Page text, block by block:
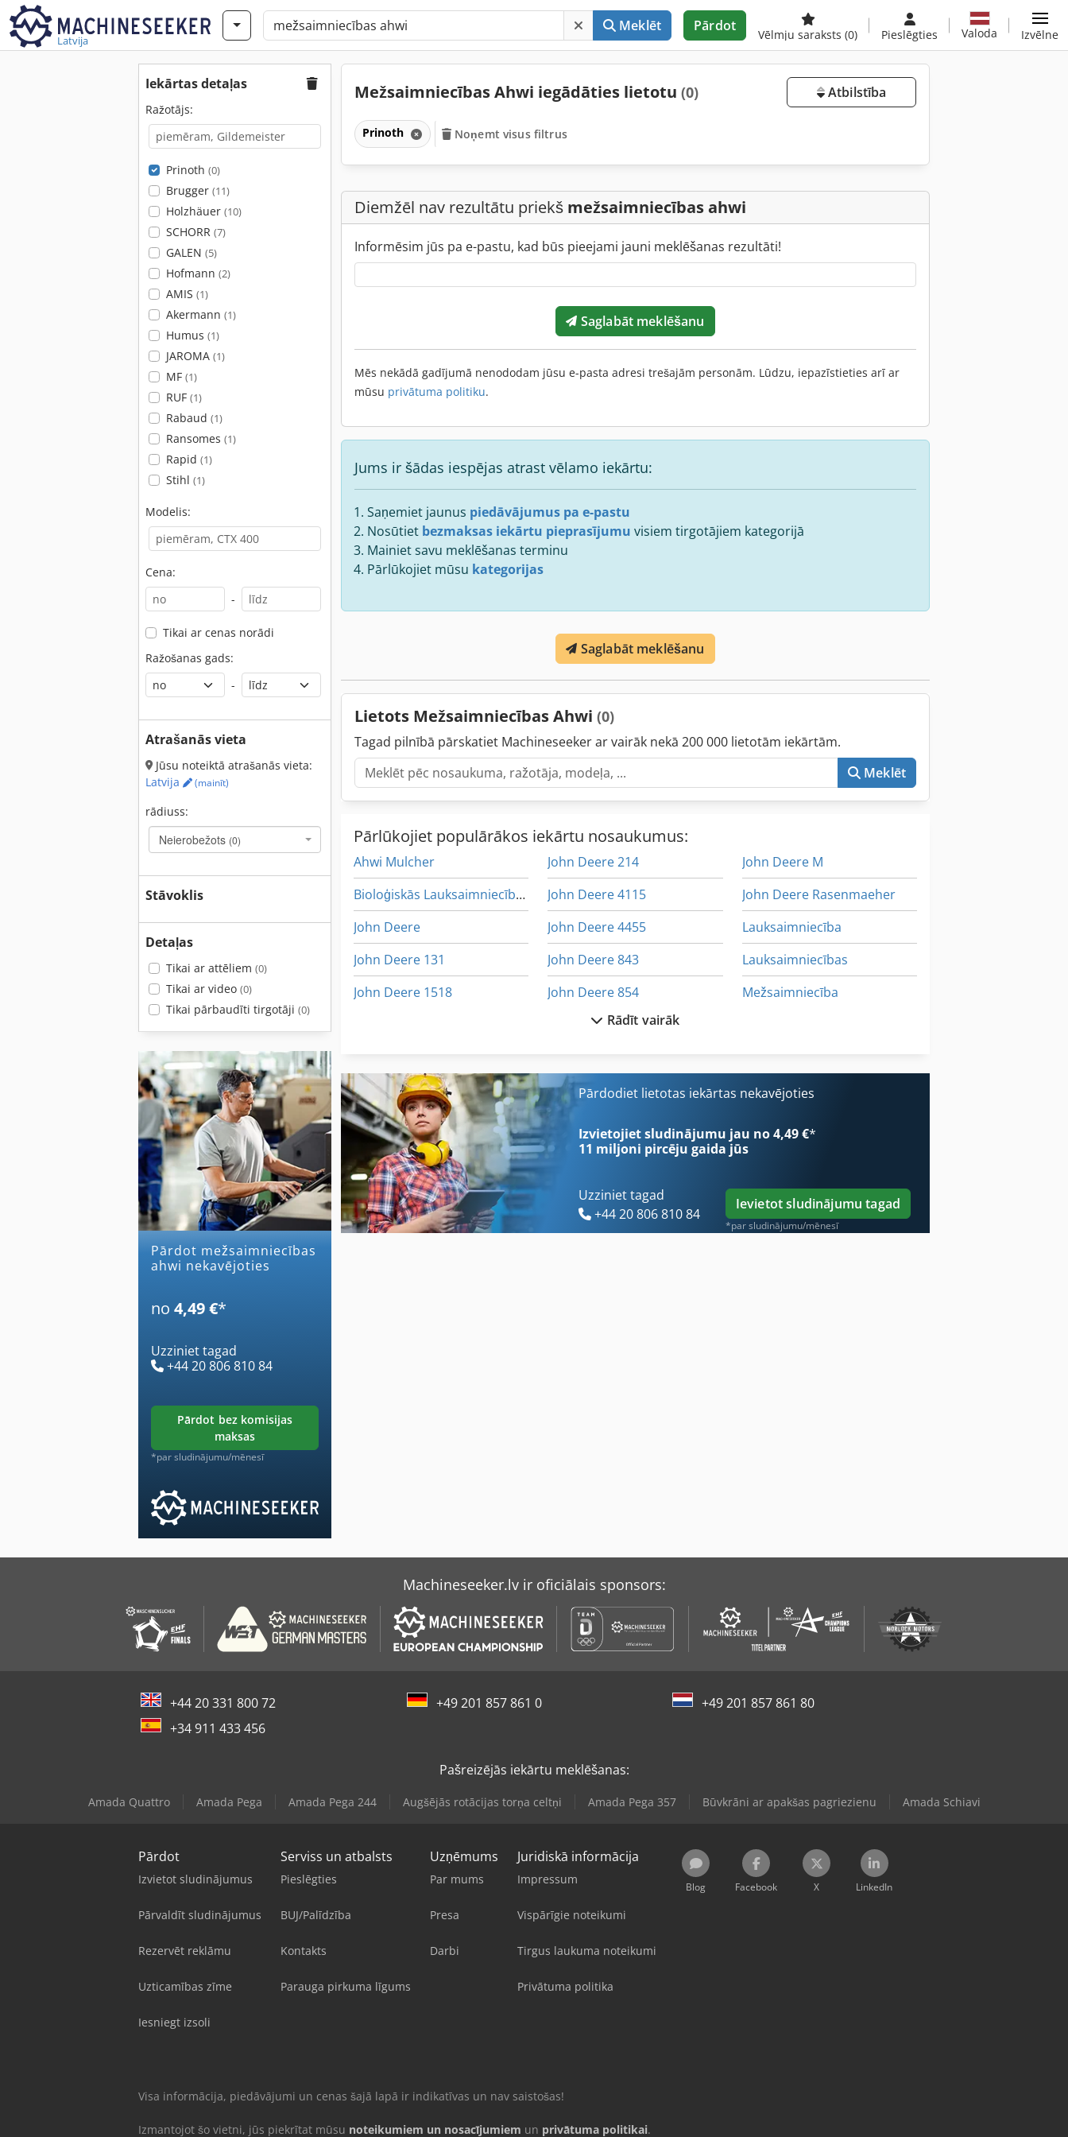
Latvija
Meklēt Pārdot
Vēlmju saraksts (0) Pieslēgties Valoda Izvēlne
Iekārtas detaļas
Ražotājs:
Prinoth (0)
Brugger (11)
Holzhäuer (10)
SCHORR (7)
GALEN (5)
Hofmann (2)
AMIS (1)
Akermann (1)
Humus (1)
JAROMA (1)
MF (1)
RUF (1)
Rabaud (1)
Ransomes (1)
Rapid (1)
Stihl (1)
Modelis:
Cena:
-
Tikai ar cenas norādi
Ražošanas gads:
-
Atrašanās vieta
Jūsu noteiktā atrašanās vieta:
Latvija
(mainīt)
rādiuss:
Neierobežots (0)
Stāvoklis
Detaļas
Tikai ar attēliem (0)
Tikai ar video (0)
Tikai pārbaudīti tirgotāji (0)
Pārdot mežsaimniecības
ahwi nekavējoties
no 4,49 €*
Uzziniet tagad
+44 20 806 810 84
pārdot bez komisijas
maksas
*par sludinājumu/mēnesī
Mežsaimniecības Ahwi iegādāties lietotu (0) Atbilstība
Prinoth Noņemt visus filtrus
Diemžēl nav rezultātu priekš mežsaimniecības ahwi
Informēsim jūs pa e-pastu, kad būs pieejami jauni meklēšanas rezultāti!
Saglabāt meklēšanu
Mēs nekādā gadījumā nenododam jūsu e-pasta adresi trešajām personām. Lūdzu, iepazīstieties arī ar
mūsu privātuma politiku.
Jums ir šādas iespējas atrast vēlamo iekārtu:
Saņemiet jaunus piedāvājumus pa e-pastu
Nosūtiet bezmaksas iekārtu pieprasījumu visiem tirgotājiem kategorijā
Mainiet savu meklēšanas terminu
Pārlūkojiet mūsu kategorijas
Saglabāt meklēšanu
Lietots Mežsaimniecības Ahwi (0)
Tagad pilnībā pārskatiet Machineseeker ar vairāk nekā 200 000 lietotām iekārtām.
Meklēt
Pārlūkojiet populārākos iekārtu nosaukumus:
Ahwi Mulcher
Bioloģiskās Lauksaimniecības
John Deere
John Deere 131
John Deere 1518
John Deere 1950
John Deere 2064
John Deere 214
John Deere 4115
John Deere 4455
John Deere 843
John Deere 854
John Deere 915
John Deere A
John Deere M
John Deere Rasenmaeher
Lauksaimniecība
Lauksaimniecības
Mežsaimniecība
Rādīt vairāk
Pārdodiet lietotas iekārtas nekavējoties
Izvietojiet sludinājumu jau no 4,49 €*
11 miljoni pircēju gaida jūs
Uzziniet tagad
+44 20 806 810 84
Ievietot sludinājumu tagad
*par sludinājumu/mēnesī
Machineseeker.lv ir oficiālais sponsors:
+44 20 331 800 72 +49 201 857 861 0
+49 201 857 861 80
+34 911 433 456
Pašreizējās iekārtu meklēšanas:
Amada Quattro Amada Pega Amada Pega 244 Augšējās rotācijas torņa celtņi Amada Pega 357 Būvkrāni ar apakšas pagriezienu Amada Schiavi
Pārdot
Izvietot sludinājumus
Pārvaldīt sludinājumus
Rezervēt reklāmu
Uzticamības zīme
Iesniegt izsoli
Serviss un atbalsts
Pieslēgties
BUJ/Palīdzība
Kontakts
Parauga pirkuma līgums
Uzņēmums
Par mums
Presa
Darbi
Juridiskā informācija
Impressum
Vispārīgie noteikumi
Tirgus laukuma noteikumi
Privātuma politika
Blog Facebook X LinkedIn
Visa informācija, piedāvājumi un cenas šajā lapā ir indikatīvas un nav saistošas!
Izmantojot šo vietni, jūs piekrītat mūsu noteikumiem un nosacījumiem un privātuma politikai.